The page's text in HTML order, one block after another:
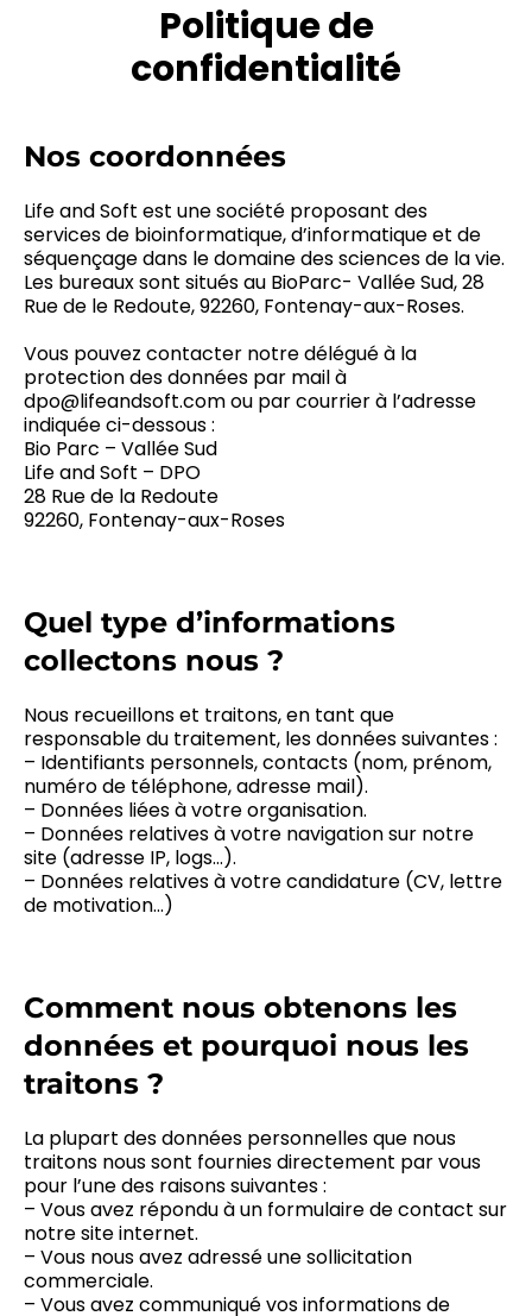
Politique de
confidentialité
Nos coordonnées
Life and Soft est une société proposant des
services de bioinformatique, d’informatique et de
séquençage dans le domaine des sciences de la vie.
Les bureaux sont situés au BioParc- Vallée Sud, 28
Rue de le Redoute, 92260, Fontenay-aux-Roses.
Vous pouvez contacter notre délégué à la
protection des données par mail à
dpo@lifeandsoft.com ou par courrier à l’adresse
indiquée ci-dessous :
Bio Parc – Vallée Sud
Life and Soft – DPO
28 Rue de la Redoute
92260, Fontenay-aux-Roses
Quel type d’informations
collectons nous ?
Nous recueillons et traitons, en tant que
responsable du traitement, les données suivantes :
– Identifiants personnels, contacts (nom, prénom,
numéro de téléphone, adresse mail).
– Données liées à votre organisation.
– Données relatives à votre navigation sur notre
site (adresse IP, logs…).
– Données relatives à votre candidature (CV, lettre
de motivation…)
Comment nous obtenons les
données et pourquoi nous les
traitons ?
La plupart des données personnelles que nous
traitons nous sont fournies directement par vous
pour l’une des raisons suivantes :
– Vous avez répondu à un formulaire de contact sur
notre site internet.
– Vous nous avez adressé une sollicitation
commerciale.
– Vous avez communiqué vos informations de